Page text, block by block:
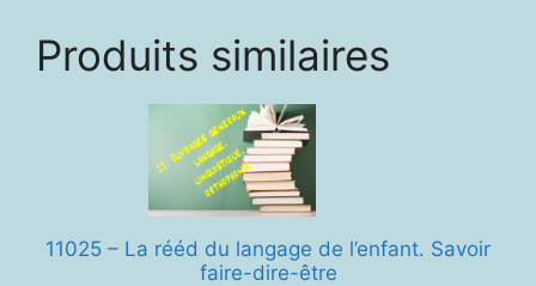
Produits similaires
11025 – La rééd du langage de l’enfant. Savoir
faire-dire-être